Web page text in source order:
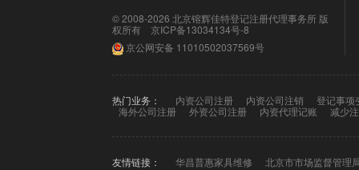
© 2008-2026 北京镕辉佳特登记注册代理事务所 版
权所有 京ICP备13034134号-8
京公网安备 11010502037569号
热门业务： 内资公司注册 内资公司注销
登记事项
海外公司注册
外资公司注册 内资代理记账 减少
友情链接： 华昌普惠家具维修
北京市市场监督管理